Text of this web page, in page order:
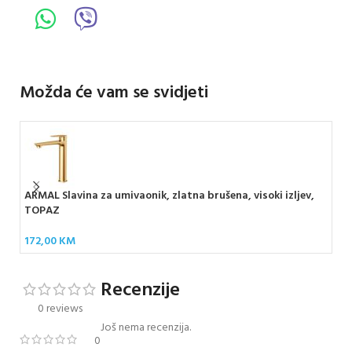
Možda će vam se svidjeti
ARMAL Slavina za umivaonik, zlatna brušena, visoki izljev,
TOPAZ
172,00KM
0 reviews
0
Recenzije
Još nema recenzija.